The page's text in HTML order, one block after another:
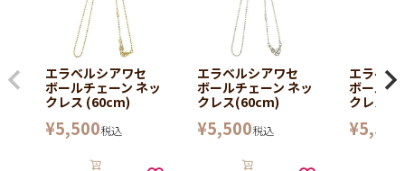
エラベルシアワセ
ボールチェーン ネッ
クレス (60cm)
¥5,500税込
エラベルシアワセ
ボールチェーン ネッ
クレス(60cm)
¥5,500税込
エラベ
ボールチ
クレス
¥5,500